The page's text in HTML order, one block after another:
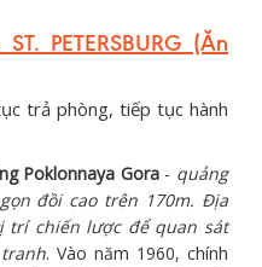
PETERSBURG (Ăn
trả phòng, tiếp tục hành
Poklonnaya Gora- quảng
đồi cao trên 170m. Địa
trí chiến lược để quan sát
. Vào năm 1960, chính